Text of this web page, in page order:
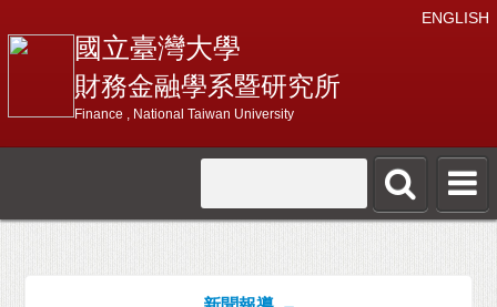
ENGLISH
國立臺灣大學
財務金融學系暨研究所
Finance , National Taiwan University